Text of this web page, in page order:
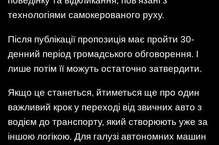
технологіями самокерованого руху.
Після публікації пропозиція має пройти 30-
денний період громадського обговорення. І
лише потім її можуть остаточно затвердити.
Якщо це станеться, йтиметься ще про один
важливий крок у переході від звичних авто з
водієм до транспорту, який створюють уже за
іншою логікою. Для галузі автономних машин